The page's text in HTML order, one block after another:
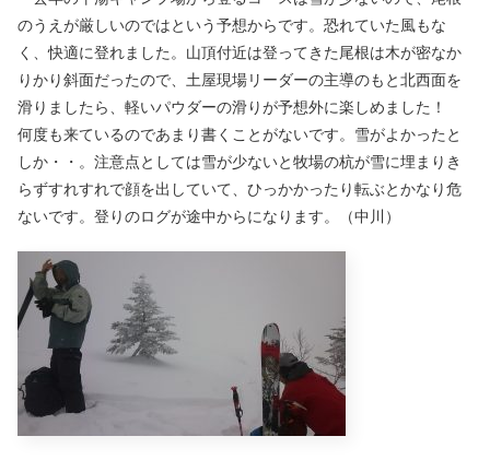
のうえが厳しいのではという予想からです。恐れていた風もな
く、快適に登れました。山頂付近は登ってきた尾根は木が密なか
りかり斜面だったので、土屋現場リーダーの主導のもと北西面を
滑りましたら、軽いパウダーの滑りが予想外に楽しめました！
何度も来ているのであまり書くことがないです。雪がよかったと
しか・・。注意点としては雪が少ないと牧場の杭が雪に埋まりき
らずすれすれで顔を出していて、ひっかかったり転ぶとかなり危
ないです。登りのログが途中からになります。（中川）